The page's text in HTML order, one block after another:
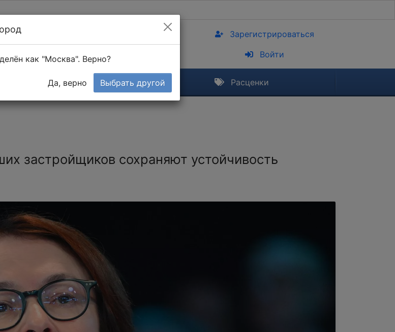
Зарегистрироваться
Войти
Тендеры Расценки
застройщиков сохраняют устойчивость
как "Москва". Верно?
Да, верно Выбрать другой